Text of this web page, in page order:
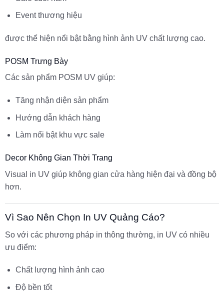
Event thương hiệu
được thể hiện nổi bật bằng hình ảnh UV chất lượng cao.
POSM Trưng Bày
Các sản phẩm POSM UV giúp:
Tăng nhận diện sản phẩm
Hướng dẫn khách hàng
Làm nổi bật khu vực sale
Decor Không Gian Thời Trang
Visual in UV giúp không gian cửa hàng hiện đại và đồng bộ
hơn.
Vì Sao Nên Chọn In UV Quảng Cáo?
So với các phương pháp in thông thường, in UV có nhiều
ưu điểm:
Chất lượng hình ảnh cao
Độ bền tốt